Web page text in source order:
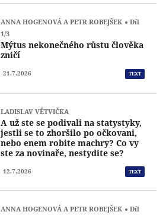
ANNA HOGENOVÁ A PETR ROBEJŠEK
Díl
1/3
Mýtus nekonečného růstu člověka
zničí
21.7.2026 TEXT
LADISLAV VĚTVIČKA
A už ste se podivali na statystyky,
jestli se to zhoršilo po očkovani,
nebo enem robite machry? Co vy
ste za novinaře, nestydite se?
12.7.2026 TEXT
ANNA HOGENOVÁ A PETR ROBEJŠEK
Díl